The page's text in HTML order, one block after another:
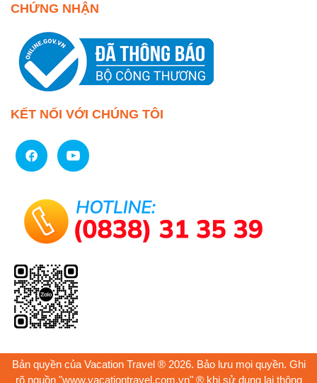
CHỨNG NHẬN
KẾT NỐI VỚI CHÚNG TÔI
Bản quyền của Vacation Travel ® 2026. Bảo lưu mọi quyền. Ghi
rõ nguồn "www.vacationtravel.com.vn" ® khi sử dụng lại thông